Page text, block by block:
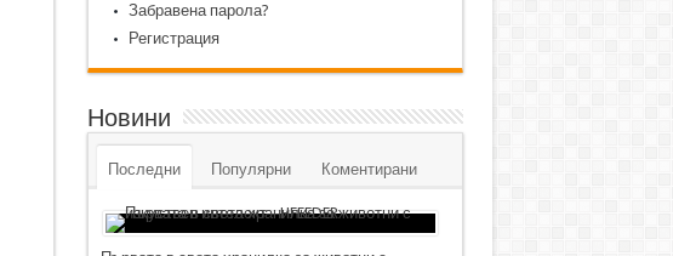
Забравена парола?
Регистрация
Новини
Последни Популярни Коментирани